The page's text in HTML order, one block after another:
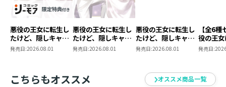
悪役の王女に転生し
たけど、隠しキャラ
が隠れてない。
発売日:2026.08.01
悪役の王女に転生し
たけど、隠しキャラ
が隠れてない。11
発売日:2026.08.01
悪役の王女に転生し
たけど、隠しキャラ
が隠れてない。 ラ
発売日:2026.08.01
【全6
役の王
けど、
ジ コン
ット
発売日:
こちらもオススメ オススメ商品一覧